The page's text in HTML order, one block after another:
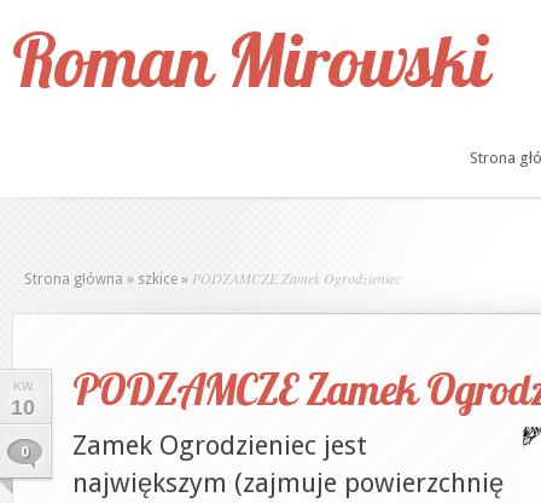
Roman Mirowski
Strona
Strona główna » szkice » PODZAMCZE Zamek Ogrodzieniec
KW.
10
0
PODZAMCZE Zamek
Zamek Ogrodzieniec jest
największym (zajmuje powierzchnię